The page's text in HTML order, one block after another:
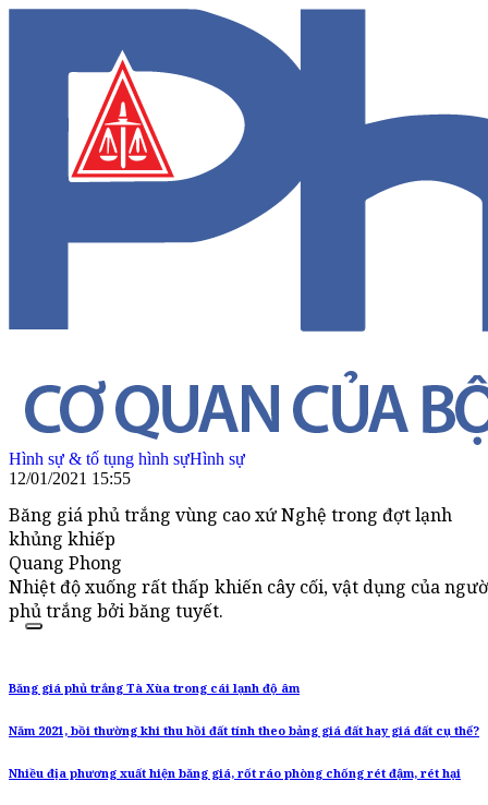
Hình sự & tố tụng hình sựHình sự
12/01/2021 15:55
Băng giá phủ trắng vùng cao xứ Nghệ trong đợt lạnh
khủng khiếp
Quang Phong
Nhiệt độ xuống rất thấp khiến cây cối, vật dụng của
phủ trắng bởi băng tuyết.
Băng giá phủ trắng Tà Xùa trong cái lạnh độ âm
Năm 2021, bồi thường khi thu hồi đất tính theo bảng giá đất hay giá đất cụ thể?
Nhiều địa phương xuất hiện băng giá, rốt ráo phòng chống rét đậm, rét hại